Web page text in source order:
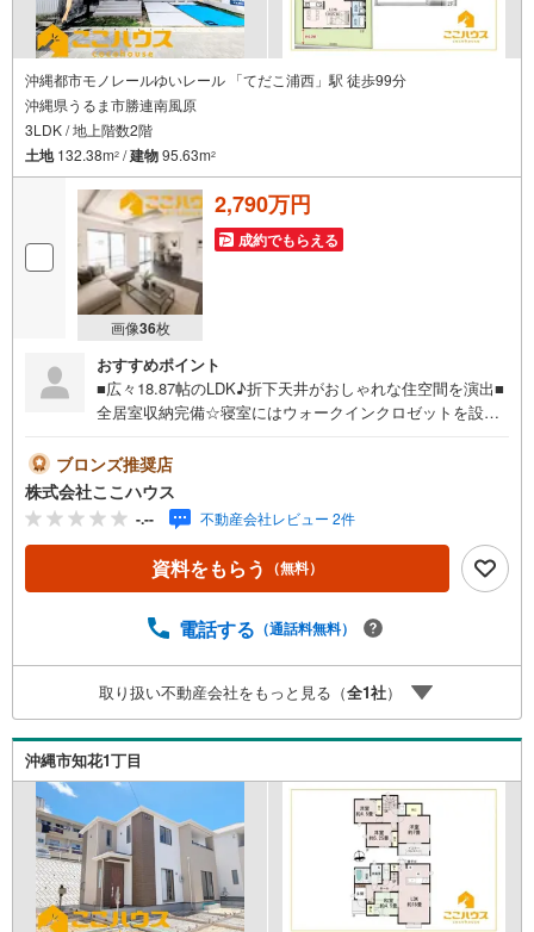
沖縄都市モノレールゆいレール 「てだこ浦西」駅 徒歩99分
沖縄県うるま市勝連南風原
3LDK / 地上階数2階
土地132.38m2 /建物95.63m2
画像36枚
2,790万円
成約でもらえる
おすすめポイント
■広々18.87帖のLDK♪折下天井がおしゃれな住空間を演出■
全居室収納完備☆寝室にはウォークインクロゼットを設置■
「今すぐ見てみたい！」という方も大歓迎です♪ 気になる
物件は、当日のお問い合わせでもご案内できます！お気軽
にご連絡ください。＝＝＝＝＝＝＝＝＝＝＝＝＝＝＝＝＝
＝＝＝＝＝＝＝＝＝＝＝＝＝＝＝＝【営業時間 9:00-20:0
0】定休日:年中無休上記時間はお電話が繋がりやすくなっ
ております。ぜひお気軽にご連絡下さい！現地を見学され
希望の日時をご記入いただけますとスムーズにご案内が可
＝＝＝＝＝＝＝＝＝＝＝こちらの物件は「Yahoo！不動産
成約でPayPayポイント最大20万円相当プレゼント」対象で
す！資料請求または見学予約からご成約でポイントGET！
詳細はキャンペーンページをご確認ください。＝＝＝＝＝
＝＝＝＝＝＝＝＝＝＝＝＝＝＝＝＝＝＝＝＝＝＝＝＝＝＝
＝＝
ブロンズ推奨店
株式会社ここハウス
-.-- 不動産会社レビュー 2件
資料をもらう （無料）
電話する （通話料無料）
取り扱い不動産会社をもっと見る（全1社）
沖縄市知花1丁目